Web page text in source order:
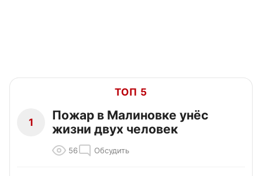
ТОП 5
1
Пожар в Малиновке унёс
жизни двух человек
56 Обсудить